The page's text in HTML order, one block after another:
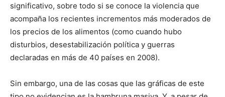
significativo, sobre todo si se conoce la violencia que
acompaña los recientes incrementos más moderados de
los precios de los alimentos (como cuando hubo
disturbios, desestabilización política y guerras
declaradas en más de 40 países en 2008).
Sin embargo, una de las cosas que las gráficas de este